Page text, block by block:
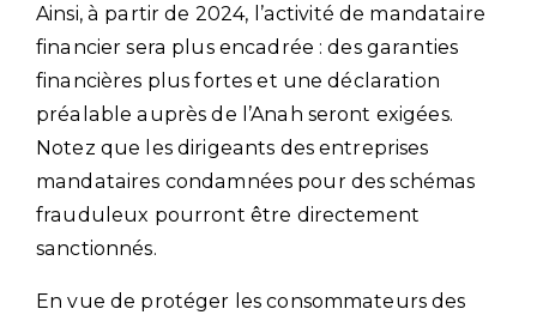
Ainsi, à partir de 2024, l’activité de mandataire
financier sera plus encadrée : des garanties
financières plus fortes et une déclaration
préalable auprès de l’Anah seront exigées.
Notez que les dirigeants des entreprises
mandataires condamnées pour des schémas
frauduleux pourront être directement
sanctionnés.
En vue de protéger les consommateurs des